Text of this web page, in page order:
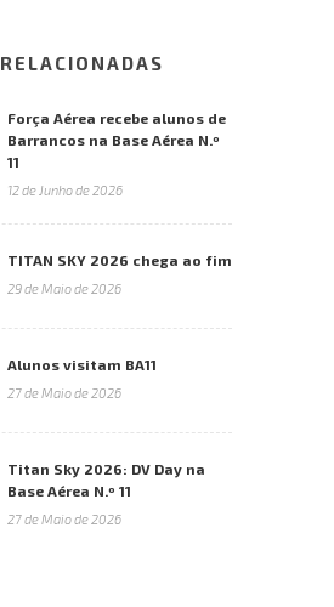
Força Aérea recebe alunos de
Barrancos na Base Aérea N.º
11
12 de Junho de 2026
TITAN SKY 2026 chega ao fim
29 de Maio de 2026
Alunos visitam BA11
27 de Maio de 2026
Titan Sky 2026: DV Day na
Base Aérea N.º 11
27 de Maio de 2026